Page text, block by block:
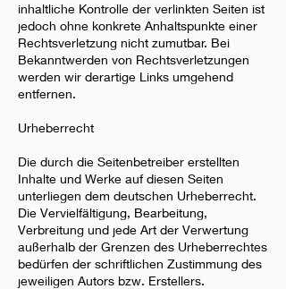
inhaltliche Kontrolle der verlinkten Seiten ist
jedoch ohne konkrete Anhaltspunkte einer
Rechtsverletzung nicht zumutbar. Bei
Bekanntwerden von Rechtsverletzungen
werden wir derartige Links umgehend
entfernen.
Urheberrecht
Die durch die Seitenbetreiber erstellten
Inhalte und Werke auf diesen Seiten
unterliegen dem deutschen Urheberrecht.
Die Vervielfältigung, Bearbeitung,
Verbreitung und jede Art der Verwertung
außerhalb der Grenzen des Urheberrechtes
bedürfen der schriftlichen Zustimmung des
jeweiligen Autors bzw. Erstellers.